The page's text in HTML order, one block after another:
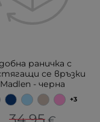
раничка с
се връзки
Madlen - черна
+3